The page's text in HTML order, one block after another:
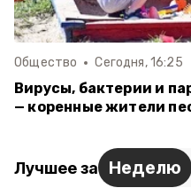
Общество Сегодня, 16:25
Вирусы, бактерии и
— коренные жители
Лучшее за Неделю